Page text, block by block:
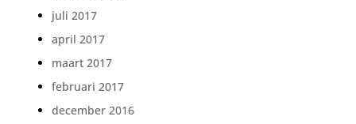
juli 2017
april 2017
maart 2017
februari 2017
december 2016